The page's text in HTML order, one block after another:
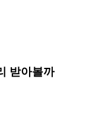
받아볼까